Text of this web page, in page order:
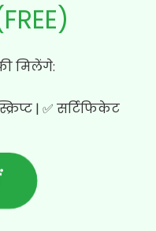
मिलेंगे:
| ✅ सर्टिफिकेट